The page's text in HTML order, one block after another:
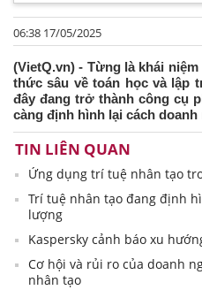
06:38 17/05/2025
(VietQ.vn) - Từng là khái
thức sâu về toán học và lập
đây đang trở thành công cụ
càng định hình lại cách
TIN LIÊN QUAN
Ứng dụng trí tuệ nhân tạo
Trí tuệ nhân tạo đang định
lượng
Kaspersky cảnh báo xu
Cơ hội và rủi ro của doanh
nhân tạo